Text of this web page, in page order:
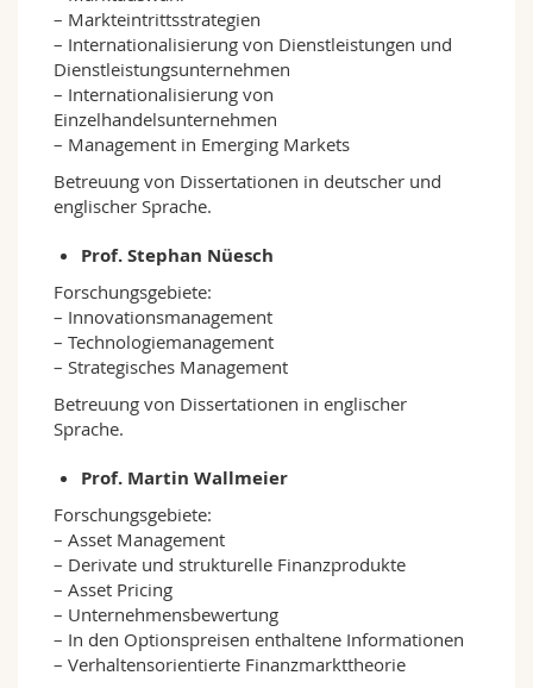
– Markteintrittsstrategien
– Internationalisierung von Dienstleistungen und
Dienstleistungsunternehmen
– Internationalisierung von
Einzelhandelsunternehmen
– Management in Emerging Markets
Betreuung von Dissertationen in deutscher und
englischer Sprache.
Prof. Stephan Nüesch
Forschungsgebiete:
– Innovationsmanagement
– Technologiemanagement
– Strategisches Management
Betreuung von Dissertationen in englischer
Sprache.
Prof. Martin Wallmeier
Forschungsgebiete:
– Asset Management
– Derivate und strukturelle Finanzprodukte
– Asset Pricing
– Unternehmensbewertung
– In den Optionspreisen enthaltene Informationen
– Verhaltensorientierte Finanzmarkttheorie